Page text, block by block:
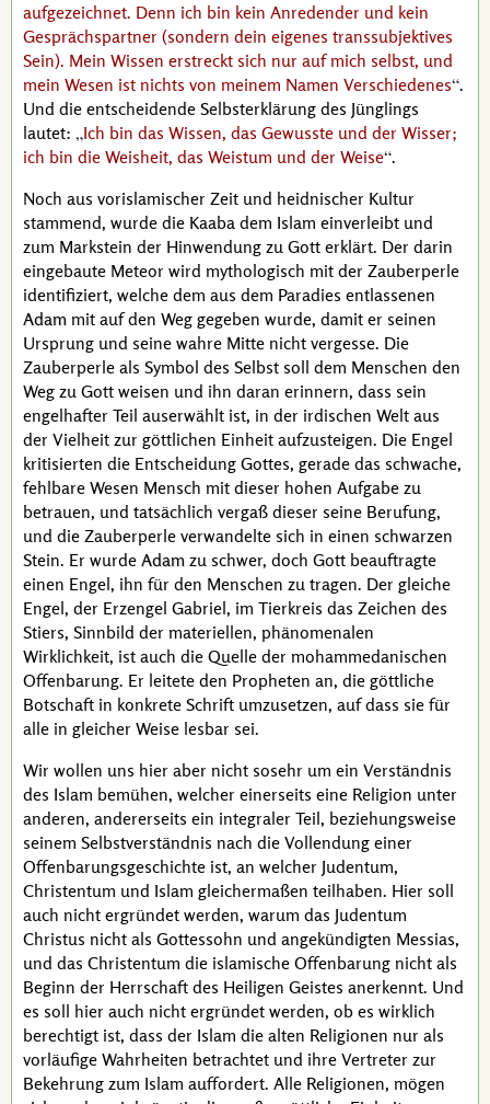
aufgezeichnet. Denn ich bin kein Anredender und kein
Gesprächspartner (sondern dein eigenes transsubjektives
Sein). Mein Wissen erstreckt sich nur auf mich selbst, und
mein Wesen ist nichts von meinem Namen Verschiedenes .
Und die entscheidende Selbsterklärung des Jünglings
lautet:
Ich bin das Wissen, das Gewusste und der Wisser;
ich bin die Weisheit, das Weistum und der Weise .
Noch aus vorislamischer Zeit und heidnischer Kultur
stammend, wurde die Kaaba dem Islam einverleibt und
zum Markstein der Hinwendung zu Gott erklärt. Der darin
eingebaute Meteor wird mythologisch mit der Zauberperle
identifiziert, welche dem aus dem Paradies entlassenen
Adam mit auf den Weg gegeben wurde, damit er seinen
Ursprung und seine wahre Mitte nicht vergesse. Die
Zauberperle als Symbol des Selbst soll dem Menschen den
Weg zu Gott weisen und ihn daran erinnern, dass sein
engelhafter Teil auserwählt ist, in der irdischen Welt aus
der Vielheit zur göttlichen Einheit aufzusteigen. Die Engel
kritisierten die Entscheidung Gottes, gerade das schwache,
fehlbare Wesen Mensch mit dieser hohen Aufgabe zu
betrauen, und tatsächlich vergaß dieser seine Berufung,
und die Zauberperle verwandelte sich in einen schwarzen
Stein. Er wurde Adam zu schwer, doch Gott beauftragte
einen Engel, ihn für den Menschen zu tragen. Der gleiche
Engel, der Erzengel Gabriel, im Tierkreis das Zeichen des
Stiers, Sinnbild der materiellen, phänomenalen
Wirklichkeit, ist auch die Quelle der mohammedanischen
Offenbarung. Er leitete den Propheten an, die göttliche
Botschaft in konkrete Schrift umzusetzen, auf dass sie für
alle in gleicher Weise lesbar sei.
Wir wollen uns hier aber nicht sosehr um ein Verständnis
des Islam bemühen, welcher einerseits eine Religion unter
anderen, andererseits ein integraler Teil, beziehungsweise
seinem Selbstverständnis nach die Vollendung einer
Offenbarungsgeschichte ist, an welcher Judentum,
Christentum und Islam gleichermaßen teilhaben. Hier soll
auch nicht ergründet werden, warum das Judentum
Christus nicht als Gottessohn und angekündigten Messias,
und das Christentum die islamische Offenbarung nicht als
Beginn der Herrschaft des Heiligen Geistes anerkennt. Und
es soll hier auch nicht ergründet werden, ob es wirklich
berechtigt ist, dass der Islam die alten Religionen nur als
vorläufige Wahrheiten betrachtet und ihre Vertreter zur
Bekehrung zum Islam auffordert. Alle Religionen, mögen